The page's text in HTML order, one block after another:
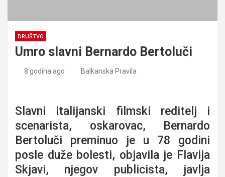
DRUŠTVO
Umro slavni Bernardo Bertoluči
8 godina ago Balkanska Pravila
Slavni italijanski filmski reditelj i
scenarista, oskarovac, Bernardo
Bertoluči preminuo je u 78 godini
posle duže bolesti, objavila je Flavija
Skjavi, njegov publicista, javlja